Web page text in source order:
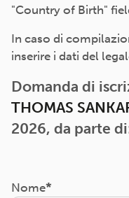
"Country of Birth"
In caso di
inserire i dati del
Domanda di
THOMAS
2026, da parte
Nome